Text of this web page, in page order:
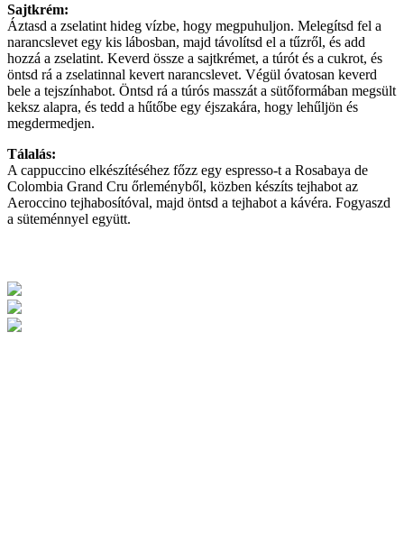
Sajtkrém:
Áztasd a zselatint hideg vízbe, hogy megpuhuljon. Melegítsd fel a
narancslevet egy kis lábosban, majd távolítsd el a tűzről, és add
hozzá a zselatint. Keverd össze a sajtkrémet, a túrót és a cukrot, és
öntsd rá a zselatinnal kevert narancslevet. Végül óvatosan keverd
bele a tejszínhabot. Öntsd rá a túrós masszát a sütőformában megsült
keksz alapra, és tedd a hűtőbe egy éjszakára, hogy lehűljön és
megdermedjen.
Tálalás:
A cappuccino elkészítéséhez főzz egy espresso-t a Rosabaya de
Colombia Grand Cru őrleményből, közben készíts tejhabot az
Aeroccino tejhabosítóval, majd öntsd a tejhabot a kávéra. Fogyaszd
a süteménnyel együtt.